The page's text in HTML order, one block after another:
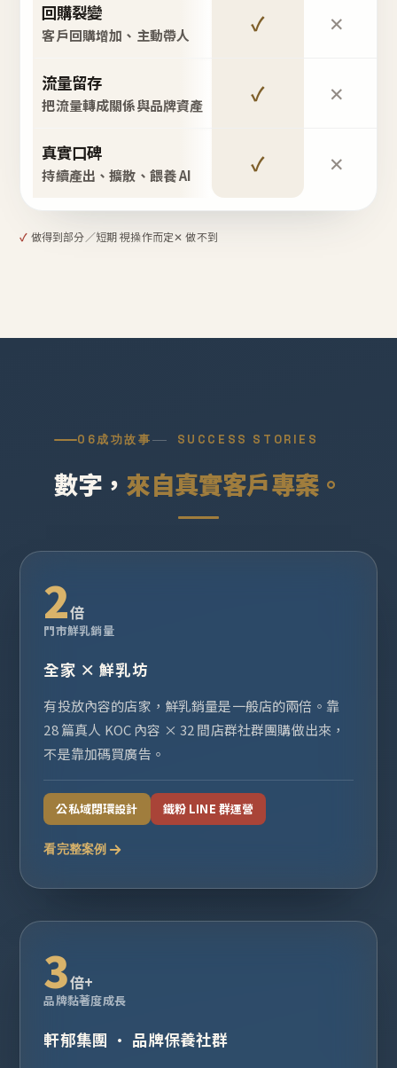
回購裂變
客戶回購增加、主動帶人 ✓ ✕
流量留存
把流量轉成關係與品牌資產 ✓ ✕
真實口碑
持續產出、擴散、餵養 AI ✓ ✕
✓ 做得到部分／短期 視操作而定✕ 做不到
06成功故事 SUCCESS STORIES
數字， 來自真實客戶專案。
2倍
門市鮮乳銷量
全家 × 鮮乳坊
有投放內容的店家，鮮乳銷量是一般店的兩倍。靠
28 篇真人 KOC 內容 × 32 間店群社群團購做出來，
不是靠加碼買廣告。
公私域閉環設計 鐵粉 LINE 群運營
看完整案例
3倍+
品牌黏著度成長
軒郁集團 · 品牌保養社群